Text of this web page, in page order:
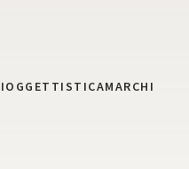
OGGETTISTICAMARCHI